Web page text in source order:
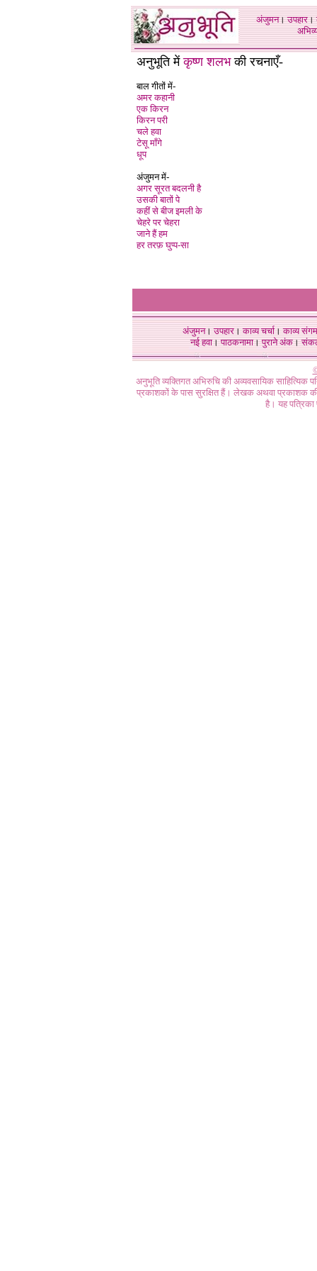
अंजुमन।उपहार।
अनुभूति मेंकृष्ण शलभकी रचनाएँ-
बाल गीतों में-
अमर कहानी
एक किरन
किरन परी
चले हवा
टेसू माँगे
धूप
अंजुमन में-
अगर सूरत बदलनी है
उसकी बातों पे
कहीं से बीज इमली के
चेहरे पर चेहरा
जाने हैं हम
हर तरफ़ घुप्प-सा
अंजुमन।उपहार।काव्य चर्चा।काव्य संगम
नई हवा। पाठकनामा। पुराने अंक।
अनुभूति व्यक्तिगत अभिरुचि की अव्यवसायिक
प्रकाशकों के पास सुरक्षित हैं। लेखक अथवा प्रकाशक की
है। यह पत्रिका